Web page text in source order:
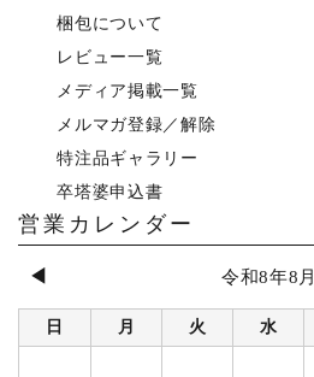
梱包について
レビュー一覧
メディア掲載一覧
メルマガ登録／解除
特注品ギャラリー
卒塔婆申込書
営業カレンダー
◀ 令和8年8月
日 月 火 水